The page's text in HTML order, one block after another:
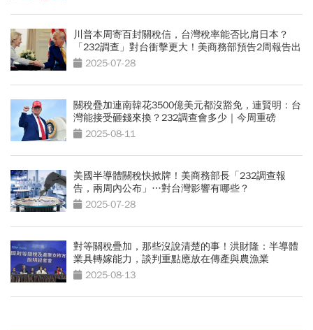
川普本周寄百封關稅信，台灣稅率能否比肩日本？
「232調查」對台衝擊更大！美商務部預告2周報告出
爐｜今周重磅
2025-07-28
關稅疊加連南韓花3500億美元都沒豁免，連賢明：台
灣能接受砸錢來換？232調查會多少｜今周重磅
2025-08-11
美國半導體關稅快掀牌！美商務部長「232調查報
告，兩周內公布」…對台灣影響有哪些？
2025-07-28
對等關稅疊加，那些沒說清楚的事！洪財隆：半導體
業具轉嫁能力，談判重點應放在傳產與農漁業
2025-08-13